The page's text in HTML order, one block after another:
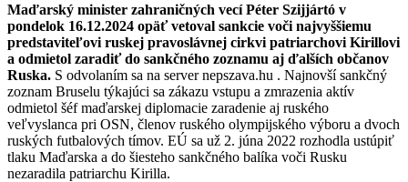
Maďarský minister zahraničných vecí Péter Szijjártó v
pondelok 16.12.2024 opäť vetoval sankcie voči najvyššiemu
predstaviteľovi ruskej pravoslávnej cirkvi patriarchovi Kirillovi
a odmietol zaradiť do sankčného zoznamu aj ďalších občanov
Ruska. S odvolaním sa na server nepszava.hu . Najnovší sankčný
zoznam Bruselu týkajúci sa zákazu vstupu a zmrazenia aktív
odmietol šéf maďarskej diplomacie zaradenie aj ruského
veľvyslanca pri OSN, členov ruského olympijského výboru a dvoch
ruských futbalových tímov. EÚ sa už 2. júna 2022 rozhodla ustúpiť
tlaku Maďarska a do šiesteho sankčného balíka voči Rusku
nezaradila patriarchu Kirilla.